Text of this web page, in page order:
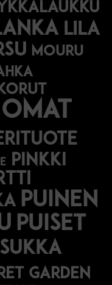
lila
mouru
omat
pinkki
puinen
puiset
garden